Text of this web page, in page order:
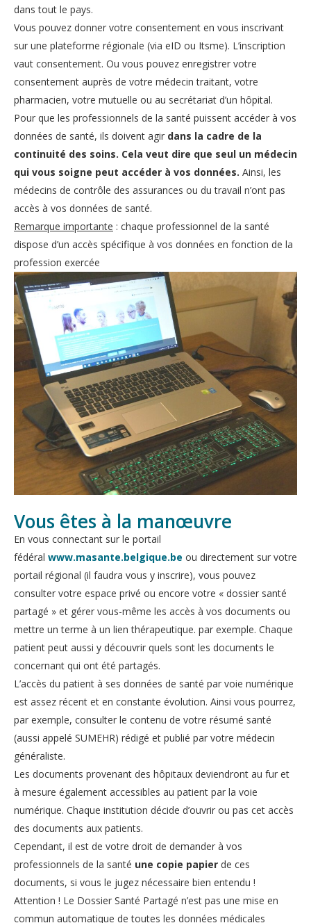
dans tout le pays.
Vous pouvez donner votre consentement en vous inscrivant
sur une plateforme régionale (via eID ou Itsme). L’inscription
vaut consentement. Ou vous pouvez enregistrer votre
consentement auprès de votre médecin traitant, votre
pharmacien, votre mutuelle ou au secrétariat d’un hôpital.
Pour que les professionnels de la santé puissent accéder à vos
données de santé, ils doivent agir dans la cadre de la
continuité des soins. Cela veut dire que seul un médecin
qui vous soigne peut accéder à vos données. Ainsi, les
médecins de contrôle des assurances ou du travail n’ont pas
accès à vos données de santé.
Remarque importante : chaque professionnel de la santé
dispose d’un accès spécifique à vos données en fonction de la
profession exercée
Vous êtes à la manœuvre
En vous connectant sur le portail
fédéral www.masante.belgique.be ou directement sur votre
portail régional (il faudra vous y inscrire), vous pouvez
consulter votre espace privé ou encore votre « dossier santé
partagé » et gérer vous-même les accès à vos documents ou
mettre un terme à un lien thérapeutique. par exemple. Chaque
patient peut aussi y découvrir quels sont les documents le
concernant qui ont été partagés.
L’accès du patient à ses données de santé par voie numérique
est assez récent et en constante évolution. Ainsi vous pourrez,
par exemple, consulter le contenu de votre résumé santé
(aussi appelé SUMEHR) rédigé et publié par votre médecin
généraliste.
Les documents provenant des hôpitaux deviendront au fur et
à mesure également accessibles au patient par la voie
numérique. Chaque institution décide d’ouvrir ou pas cet accès
des documents aux patients.
Cependant, il est de votre droit de demander à vos
professionnels de la santé une copie papier de ces
documents, si vous le jugez nécessaire bien entendu !
Attention ! Le Dossier Santé Partagé n’est pas une mise en
commun automatique de toutes les données médicales